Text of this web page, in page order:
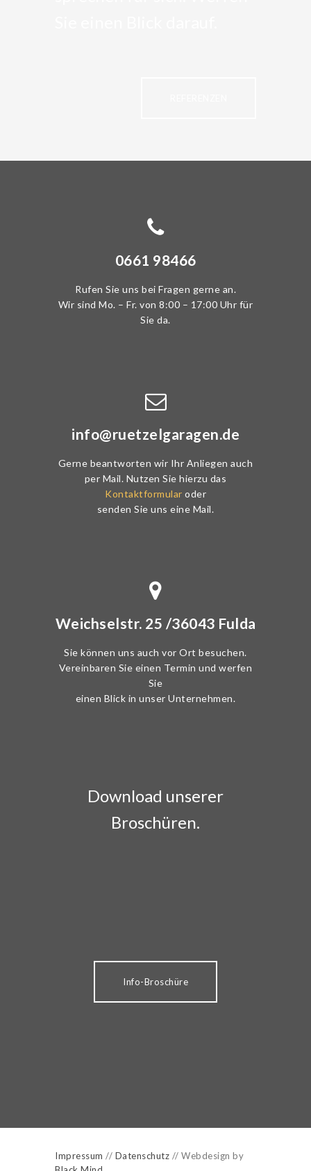
0661 98466
Rufen Sie uns bei Fragen gerne an.
Wir sind Mo. – Fr. von 8:00 – 17:00 Uhr für
Sie da.
info@ruetzelgaragen.de
Gerne beantworten wir Ihr Anliegen auch
per Mail. Nutzen Sie hierzu das
Kontaktformular oder
senden Sie uns eine Mail.
Weichselstr. 25 /36043 Fulda
Sie können uns auch vor Ort besuchen.
Vereinbaren Sie einen Termin und werfen
Sie
einen Blick in unser Unternehmen.
Download unserer
Broschüren.
Info-Broschüre
Impressum // Datenschutz // Webdesign by